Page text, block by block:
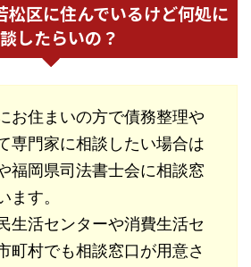
松区に住んでいるけど何処に
したらいの？
お住まいの方で債務整理や
専門家に相談したい場合は
福岡県司法書士会に相談窓
ます。
生活センターや消費生活セ
町村でも相談窓口が用意さ